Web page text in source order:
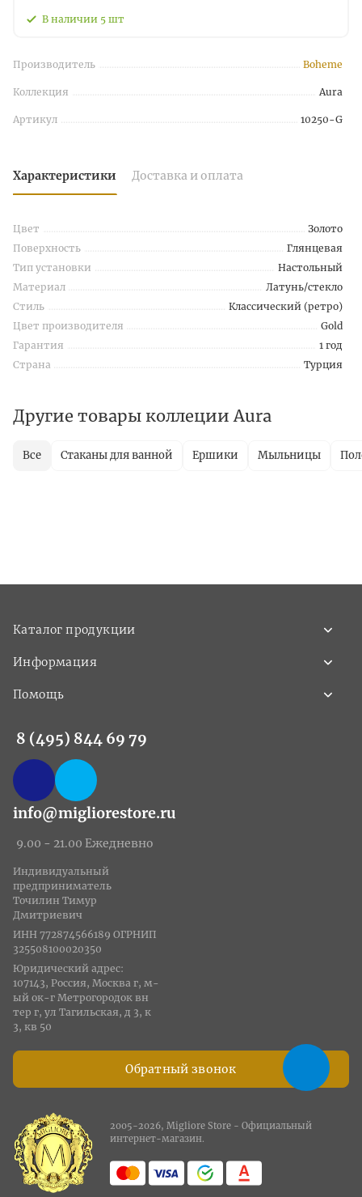
В наличии 5 шт
Производитель Boheme
Коллекция Aura
Артикул 10250-G
Характеристики Доставка и оплата
Цвет
Золото
Поверхность
Глянцевая
Тип установки
Настольный
Материал
Латунь/стекло
Стиль
Классический (ретро)
Цвет производителя
Gold
Гарантия
1 год
Страна
Турция
Другие товары коллеции Aura
Все Стаканы для ванной Ершики Мыльницы
Каталог продукции
Информация
Помощь
8 (495) 844 69 79
info@migliorestore.ru
9.00 - 21.00 Ежедневно
Обратный звонок
Индивидуальный
предприниматель
Точилин Тимур
Дмитриевич
ИНН 772874566189 ОГРНИП
325508100020350
Юридический адрес:
107143, Россия, Москва г, м-
ый ок-г Метрогородок вн
тер г, ул Тагильская, д 3, к
3, кв 50
2005-2026, Migliore Store - Официальный
интернет-магазин.